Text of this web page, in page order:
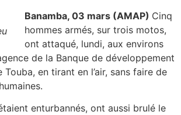
Banamba, 03 mars (AMAP) Cinq
hommes armés, sur trois motos,
ont attaqué, lundi, aux environs
de la Banque de développement
en tirant en l’air, sans faire de
enturbannés, ont aussi brulé le